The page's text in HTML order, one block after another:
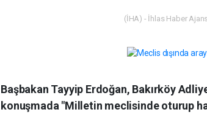
(İHA) - İhlas Haber
Başbakan Tayyip Erdoğan, Bakırköy
konuşmada "Milletin meclisinde oturup